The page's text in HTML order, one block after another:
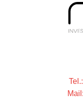
Tel.:
Mail: